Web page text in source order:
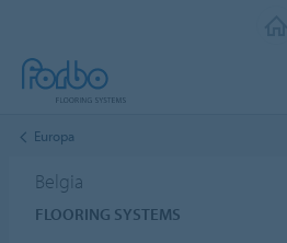
Europa
Belgia
FLOORING SYSTEMS